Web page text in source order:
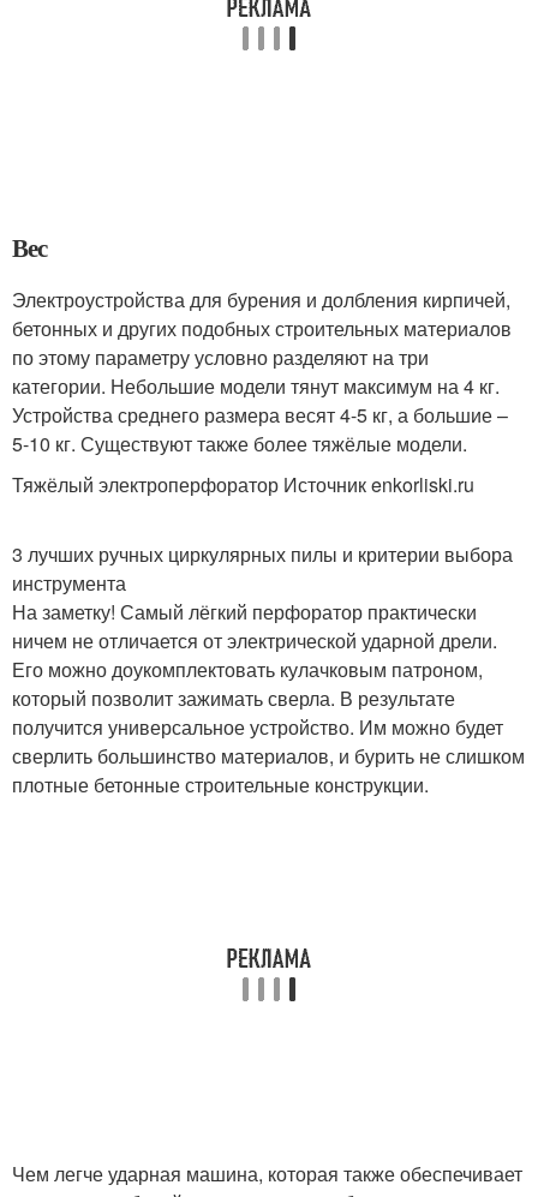
Вес
Электроустройства для бурения и долбления кирпичей,
бетонных и других подобных строительных материалов
по этому параметру условно разделяют на три
категории. Небольшие модели тянут максимум на 4 кг.
Устройства среднего размера весят 4-5 кг, а большие –
5-10 кг. Существуют также более тяжёлые модели.
Тяжёлый электроперфоратор Источник enkorliski.ru
3 лучших ручных циркулярных пилы и критерии выбора
инструмента
На заметку! Самый лёгкий перфоратор практически
ничем не отличается от электрической ударной дрели.
Его можно доукомплектовать кулачковым патроном,
который позволит зажимать сверла. В результате
получится универсальное устройство. Им можно будет
сверлить большинство материалов, и бурить не слишком
плотные бетонные строительные конструкции.
Чем легче ударная машина, которая также обеспечивает